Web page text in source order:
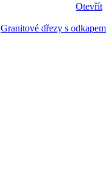
Otevřít
Granitové dřezy s odkapem